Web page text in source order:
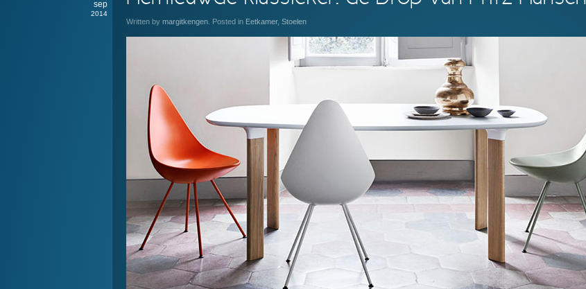
sep
2014
Written by margitkengen . Posted in Eetkamer, Stoelen